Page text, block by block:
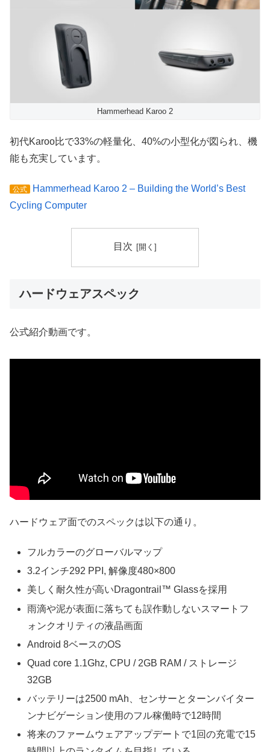
Hammerhead Karoo 2
初代Karoo比で33%の軽量化、40%の小型化が図られ、機
能も充実しています。
公式
Hammerhead Karoo 2 – Building the World’s Best
Cycling Computer
目次
ハードウェアスペック
公式紹介動画です。
ハードウェア面でのスペックは以下の通り。
フルカラーのグローバルマップ
3.2インチ292 PPI, 解像度480×800
美しく耐久性が高いDragontrail™ Glassを採用
雨滴や泥が表面に落ちても誤作動しないスマートフ
ォンクオリティの液晶画面
Android 8ベースのOS
Quad core 1.1Ghz, CPU / 2GB RAM / ストレージ
32GB
バッテリーは2500 mAh、センサーとターンバイター
ンナビゲーション使用のフル稼働時で12時間
将来のファームウェアアップデートで1回の充電で15